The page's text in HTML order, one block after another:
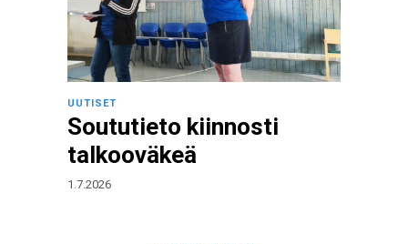
UUTISET
Soututieto kiinnosti
talkooväkeä
1.7.2026